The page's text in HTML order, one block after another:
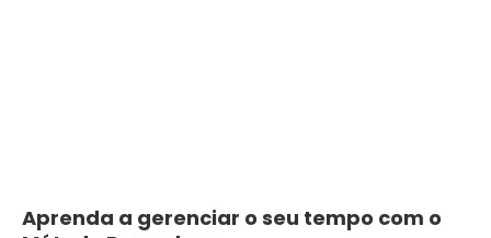
Aprenda a gerenciar o seu tempo com o